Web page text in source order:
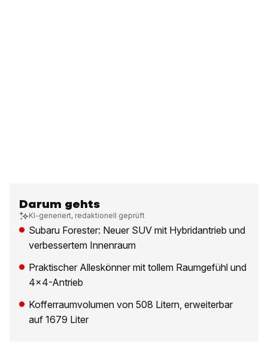
Darum gehts
KI-generiert, redaktionell geprüft
Subaru Forester: Neuer SUV mit Hybridantrieb und
verbessertem Innenraum
Praktischer Alleskönner mit tollem Raumgefühl und
4x4-Antrieb
Kofferraumvolumen von 508 Litern, erweiterbar
auf 1679 Liter